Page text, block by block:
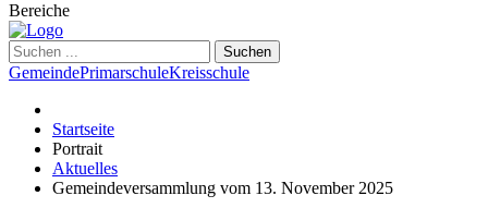
Bereiche
Suchen
GemeindePrimarschuleKreisschule
Startseite
Portrait
Aktuelles
Gemeindeversammlung vom 13. November 2025